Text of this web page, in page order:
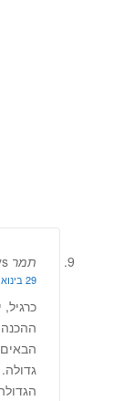
תמר
29 בינואר 2011 at 21:21
הבאים